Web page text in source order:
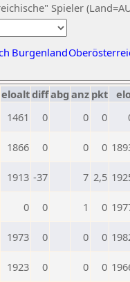
Spieler
Burgenland
eloaltdiffabg anz pkt
1461 0 0 0
1866 0 0 0
1913 -37 7 2,5
0 0 1 0
1973 0 0 0
1923 0 0 0